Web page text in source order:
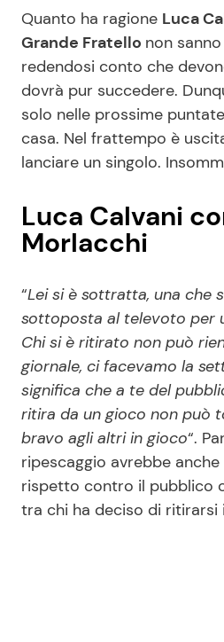
Quanto ha ragione Luca
Grande Fratello non
redendosi conto che
dovrà pur succedere.
solo nelle prossime
casa. Nel frattempo è
lanciare un singolo.
Luca Calvani
Morlacchi
“Lei si è sottratta, una che
sottoposta al televoto per
Chi si è ritirato non può
giornale, ci facevamo la
significa che a te del
ritira da un gioco non può
bravo agli altri in gioco“.
ripescaggio avrebbe
rispetto contro il pubblico
tra chi ha deciso di ritirarsi